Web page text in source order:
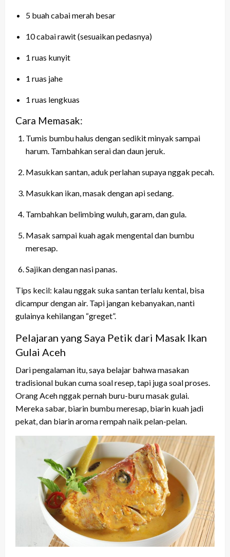
5 buah cabai merah besar
10 cabai rawit (sesuaikan pedasnya)
1 ruas kunyit
1 ruas jahe
1 ruas lengkuas
Cara Memasak:
Tumis bumbu halus dengan sedikit minyak sampai
harum. Tambahkan serai dan daun jeruk.
Masukkan santan, aduk perlahan supaya nggak pecah.
Masukkan ikan, masak dengan api sedang.
Tambahkan belimbing wuluh, garam, dan gula.
Masak sampai kuah agak mengental dan bumbu
meresap.
Sajikan dengan nasi panas.
Tips kecil: kalau nggak suka santan terlalu kental, bisa
dicampur dengan air. Tapi jangan kebanyakan, nanti
gulainya kehilangan “greget”.
Pelajaran yang Saya Petik dari Masak Ikan
Gulai Aceh
Dari pengalaman itu, saya belajar bahwa masakan
tradisional bukan cuma soal resep, tapi juga soal proses.
Orang Aceh nggak pernah buru-buru masak gulai.
Mereka sabar, biarin bumbu meresap, biarin kuah jadi
pekat, dan biarin aroma rempah naik pelan-pelan.